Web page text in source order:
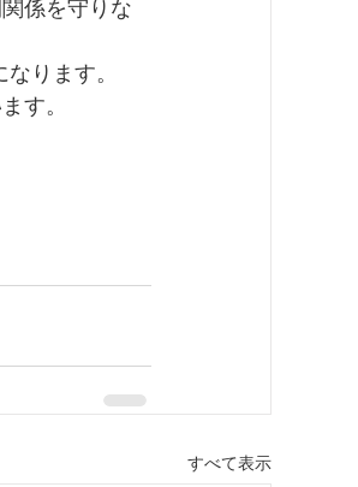
係を守りな
ります。
す。
すべて表示